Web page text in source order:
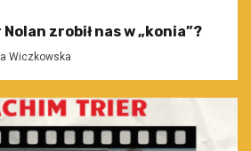
zrobił nas w „konia”?
Wiczkowska